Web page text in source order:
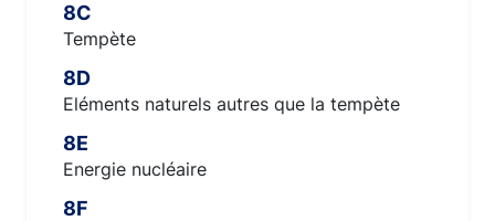
8C
Tempète
8D
Eléments naturels autres que la tempète
8E
Energie nucléaire
8F